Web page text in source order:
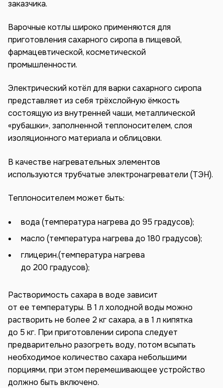
заказчика.
Варочные котлы широко применяются для
приготовления сахарного сиропа в пищевой,
фармацевтической, косметической
промышленности.
Электрический котёл для варки сахарного сиропа
представляет из себя трёхслойную ёмкость
состоящую из внутренней чаши, металлической
«рубашки», заполненной теплоносителем, слоя
изоляционного материала и облицовки.
В качестве нагревательных элементов
используются трубчатые электронагреватели (ТЭН).
Теплоносителем может быть:
вода (температура нагрева до 95 градусов);
масло (температура нагрева до 180 градусов);
глицерин.(температура нагрева
до 200 градусов);
Растворимость сахара в воде зависит
от ее температуры. В 1 л холодной воды можно
растворить не более 2 кг сахара, а в 1 л кипятка
до 5 кг. При приготовлении сиропа следует
предварительно разогреть воду, потом всыпать
необходимое количество сахара небольшими
порциями, при этом перемешивающее устройство
должно быть включено.